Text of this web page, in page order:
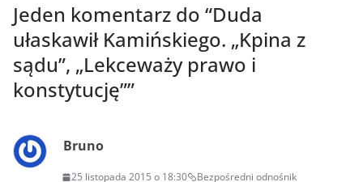
Jeden komentarz do “Duda
ułaskawił Kamińskiego. „Kpina z
sądu”, „Lekceważy prawo i
konstytucję””
Bruno
25 listopada 2015 o 18:30 Bezpośredni odnośnik